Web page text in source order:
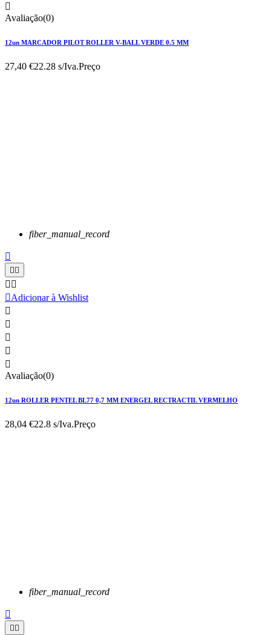

Avaliação(0)
12un MARCADOR PILOT ROLLER V-BALL VERDE 0.5 MM
27,40 €22.28 s/Iva.Preço
fiber_manual_record

 
 
Adicionar à Wishlist





Avaliação(0)
12un ROLLER PENTEL BL77 0,7 MM ENERGEL RECTRACTIL VERMELHO
28,04 €22.8 s/Iva.Preço
fiber_manual_record

 